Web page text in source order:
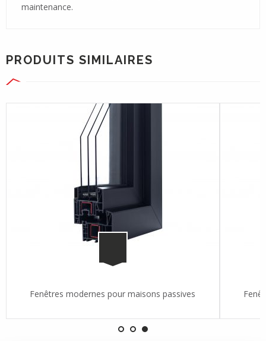
maintenance.
PRODUITS SIMILAIRES
Fenêtres modernes pour maisons passives